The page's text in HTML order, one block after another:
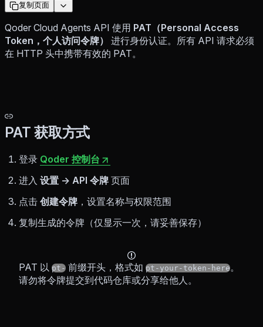
复制页面
Qoder Cloud Agents API 使用 PAT（Personal Access
Token，个人访问令牌）
进行身份认证。所有 API 请求必须
在 HTTP 头中携带有效的 PAT。
PAT 获取方式
登录 Qoder 控制台
进入 设置 → API 令牌 页面
点击 创建令牌 ，设置名称与权限范围
复制生成的令牌（仅显示一次，请妥善保存）
PAT 以 pt- 前缀开头，格式如 pt-your-token-here。
请勿将令牌提交到代码仓库或分享给他人。